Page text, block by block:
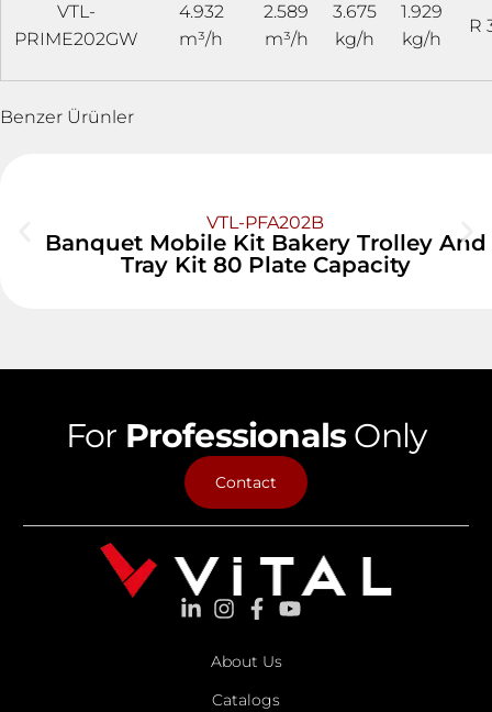
VTL-
PRIME202GW
4.932
m³/h
2.589
m³/h
3.675
kg/h
1.929
kg/h
R
Benzer Ürünler
VTL-PFA202B
Banquet Mobile Kit Bakery Trolley And
Tray Kit 80 Plate Capacity
For ProfessionalsOnly
Contact
About Us
Catalogs